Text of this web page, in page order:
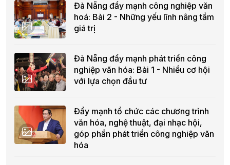
Đà Nẵng đẩy mạnh công nghiệp văn
hoá: Bài 2 - Những yếu lĩnh nâng tầm
giá trị
Đà Nẵng đẩy mạnh phát triển công
nghiệp văn hóa: Bài 1 - Nhiều cơ hội
với lựa chọn đầu tư
Đẩy mạnh tổ chức các chương trình
văn hóa, nghệ thuật, đại nhạc hội,
góp phần phát triển công nghiệp văn
hóa